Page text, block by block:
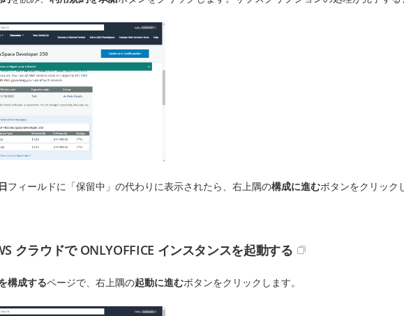
フィールドに「保留中」の代わりに表示されたら、右上隅の構成に進むボタンをクリック
クラウドで ONLYOFFICE インスタンスを起動する
構成するページで、右上隅の起動に進むボタンをクリックします。